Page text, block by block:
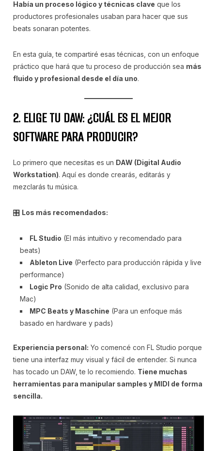
Había un proceso lógico y técnicas clave que los
productores profesionales usaban para hacer que sus
beats sonaran potentes.
En esta guía, te compartiré esas técnicas, con un enfoque
práctico que hará que tu proceso de producción sea más
fluido y profesional desde el día uno.
2. ELIGE TU DAW: ¿CUÁL ES EL MEJOR
SOFTWARE PARA PRODUCIR?
Lo primero que necesitas es un DAW (Digital Audio
Workstation). Aquí es donde crearás, editarás y
mezclarás tu música.
🎛 Los más recomendados:
FL Studio (El más intuitivo y recomendado para
beats)
Ableton Live (Perfecto para producción rápida y live
performance)
Logic Pro (Sonido de alta calidad, exclusivo para
Mac)
MPC Beats y Maschine (Para un enfoque más
basado en hardware y pads)
Experiencia personal: Yo comencé con FL Studio porque
tiene una interfaz muy visual y fácil de entender. Si nunca
has tocado un DAW, te lo recomiendo. Tiene muchas
herramientas para manipular samples y MIDI de forma
sencilla.